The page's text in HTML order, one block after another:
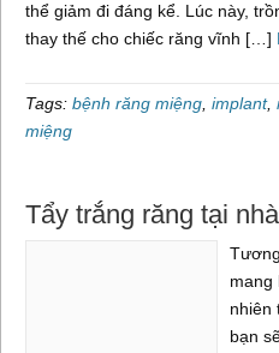
thể giảm đi đáng kể. Lúc này,
thay thế cho chiếc răng vĩnh […]
Tags: bệnh răng miệng implant,
miệng
Tẩy trắng răng tại nhà
mang
nhiên
bạn